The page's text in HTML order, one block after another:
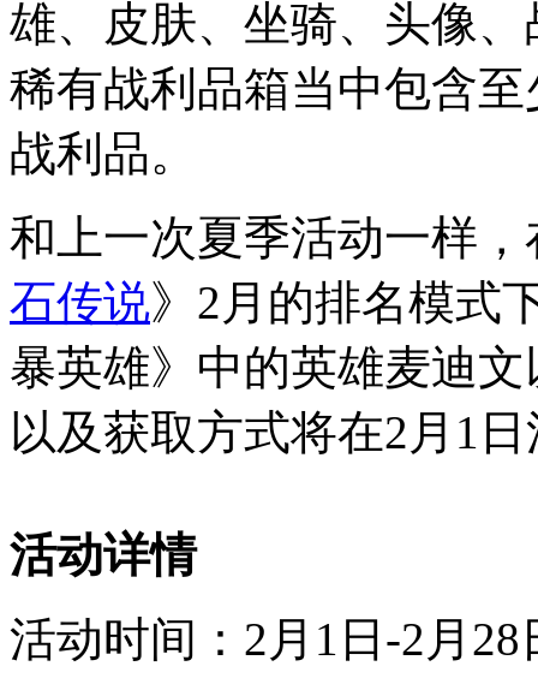
雄、皮肤、坐骑、头像
稀有战利品箱当中包含
战利品。
和上一次夏季活动一样
石传说》2月的排名模式
暴英雄》中的英雄麦迪
以及获取方式将在2月1
活动详情
活动时间：2月1日-2月28